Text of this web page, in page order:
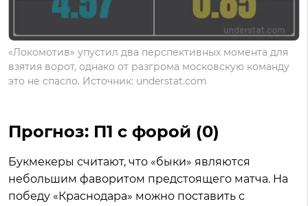
«Локомотив» упустил два перспективных момента для
взятия ворот, однако от разгрома московскую команду
это не спасло. Источник: understat.com
Прогноз: П1 с форой (0)
Букмекеры считают, что «быки» являются
небольшим фаворитом предстоящего матча. На
победу «Краснодара» можно поставить с